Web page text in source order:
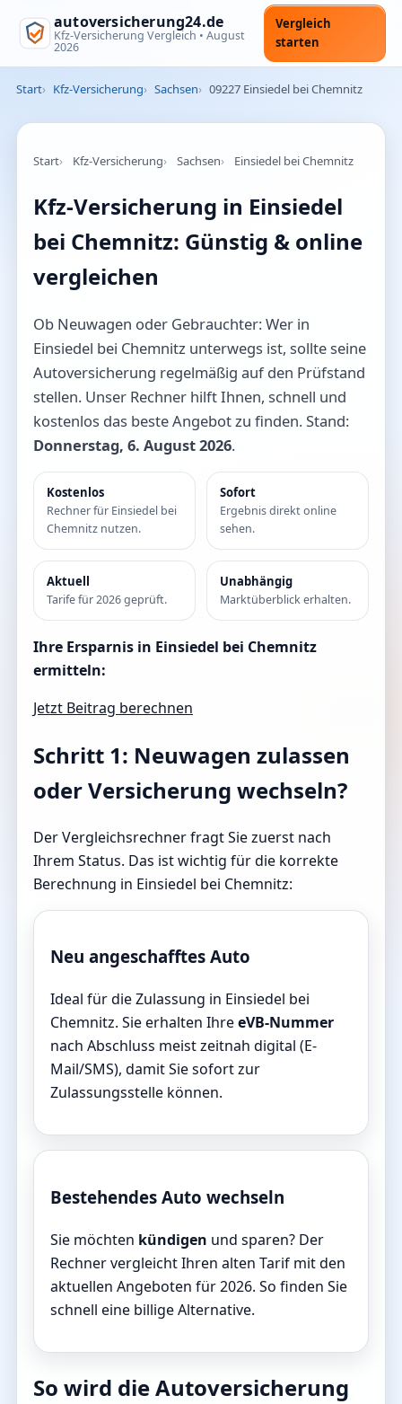
autoversicherung24.de
Kfz-Versicherung Vergleich • August
2026
Vergleich
starten
Start Kfz-Versicherung Sachsen 09227 Einsiedel bei Chemnitz
Start Kfz-Versicherung Sachsen Einsiedel bei Chemnitz
Kfz-Versicherung in Einsiedel
bei Chemnitz: Günstig & online
vergleichen
Ob Neuwagen oder Gebrauchter: Wer in
Einsiedel bei Chemnitz unterwegs ist, sollte seine
Autoversicherung regelmäßig auf den Prüfstand
stellen. Unser Rechner hilft Ihnen, schnell und
kostenlos das beste Angebot zu finden. Stand:
Donnerstag, 6. August 2026.
Kostenlos
Rechner für Einsiedel bei
Chemnitz nutzen.
Sofort
Ergebnis direkt online
sehen.
Aktuell
Tarife für 2026 geprüft.
Unabhängig
Marktüberblick erhalten.
Ihre Ersparnis in Einsiedel bei Chemnitz
ermitteln:
Jetzt Beitrag berechnen
Schritt 1: Neuwagen zulassen
oder Versicherung wechseln?
Der Vergleichsrechner fragt Sie zuerst nach
Ihrem Status. Das ist wichtig für die korrekte
Berechnung in Einsiedel bei Chemnitz:
Neu angeschafftes Auto
Ideal für die Zulassung in Einsiedel bei
Chemnitz. Sie erhalten IhreeVB-Nummer
nach Abschluss meist zeitnah digital (E-
Mail/SMS), damit Sie sofort zur
Zulassungsstelle können.
Bestehendes Auto wechseln
Sie möchten kündigen und sparen? Der
Rechner vergleicht Ihren alten Tarif mit den
aktuellen Angeboten für 2026. So finden Sie
schnell eine billige Alternative.
So wird die Autoversicherung